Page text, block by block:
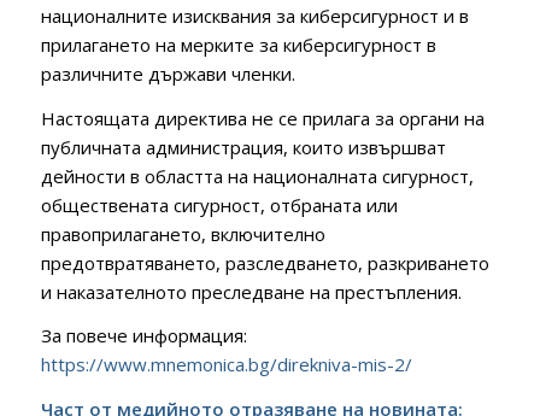
националните изисквания за киберсигурност и в
прилагането на мерките за киберсигурност в
различните държави членки.
Настоящата директива не се прилага за органи на
публичната администрация, които извършват
дейности в областта на националната сигурност,
обществената сигурност, отбраната или
правоприлагането, включително
предотвратяването, разследването, разкриването
и наказателното преследване на престъпления.
За повече информация:
https://www.mnemonica.bg/direkniva-mis-2/
Част от медийното отразяване на новината: